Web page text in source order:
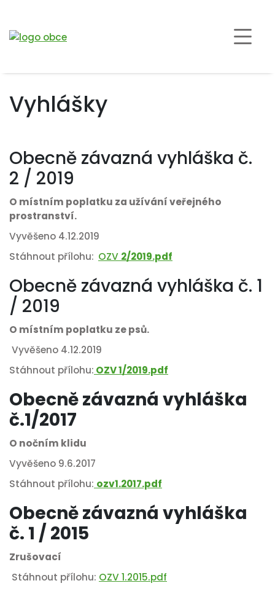
Vyhlášky
Obecně závazná vyhláška č.
2 / 2019
O místním poplatku za užívání veřejného
prostranství.
Vyvěšeno 4.12.2019
Stáhnout přílohu: OZV 2/2019.pdf
Obecně závazná vyhláška č. 1
/ 2019
O místním poplatku ze psů.
Vyvěšeno 4.12.2019
Stáhnout přílohu: OZV1/2019.pdf
Obecně závazná vyhláška
č.1/2017
O nočním klidu
Vyvěšeno 9.6.2017
Stáhnout přílohu: ozv1.2017.pdf
Obecně závazná vyhláška
č. 1 / 2015
Zrušovací
Stáhnout přílohu: OZV 1.2015.pdf